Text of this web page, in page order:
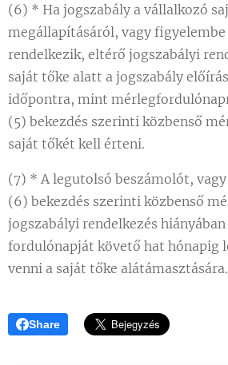
(6) * Ha jogszabály a vállalkozó
megállapításáról, vagy
rendelkezik, eltérő jogszabályi
saját tőke alatt a jogszabály
időpontra, mint
(5) bekezdés szerinti közbenső
saját tőkét kell érteni.
(7) * A legutolsó beszámolót,
(6) bekezdés szerinti közbenső
jogszabályi rendelkezés
fordulónapját követő hat hónapig
venni a saját tőke alátámasztására.
Share